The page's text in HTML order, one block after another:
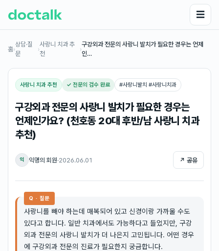
☰
홈›
상담·질
문
›
사랑니 치과 추
천
›
구강외과 전문의 사랑니 발치가 필요한 경우는 언제
인…
사랑니 치과 추천 ✓ 전문의 검수 완료 #사랑니발치 #사랑니치과
구강외과 전문의 사랑니 발치가 필요한 경우는
언제인가요? (천호동 20대 후반/남 사랑니 치과
추천)
익 익명의 회원·2026.06.01 ↗ 공유
Q · 질문
사랑니를 빼야 하는데 매복되어 있고 신경이랑 가까울 수도
있다고 합니다. 일반 치과에서도 가능하다고 들었지만, 구강
외과 전문의 사랑니 발치가 더 나은지 고민됩니다. 어떤 경우
에 구강외과 전문의 진료가 필요한지 궁금합니다.